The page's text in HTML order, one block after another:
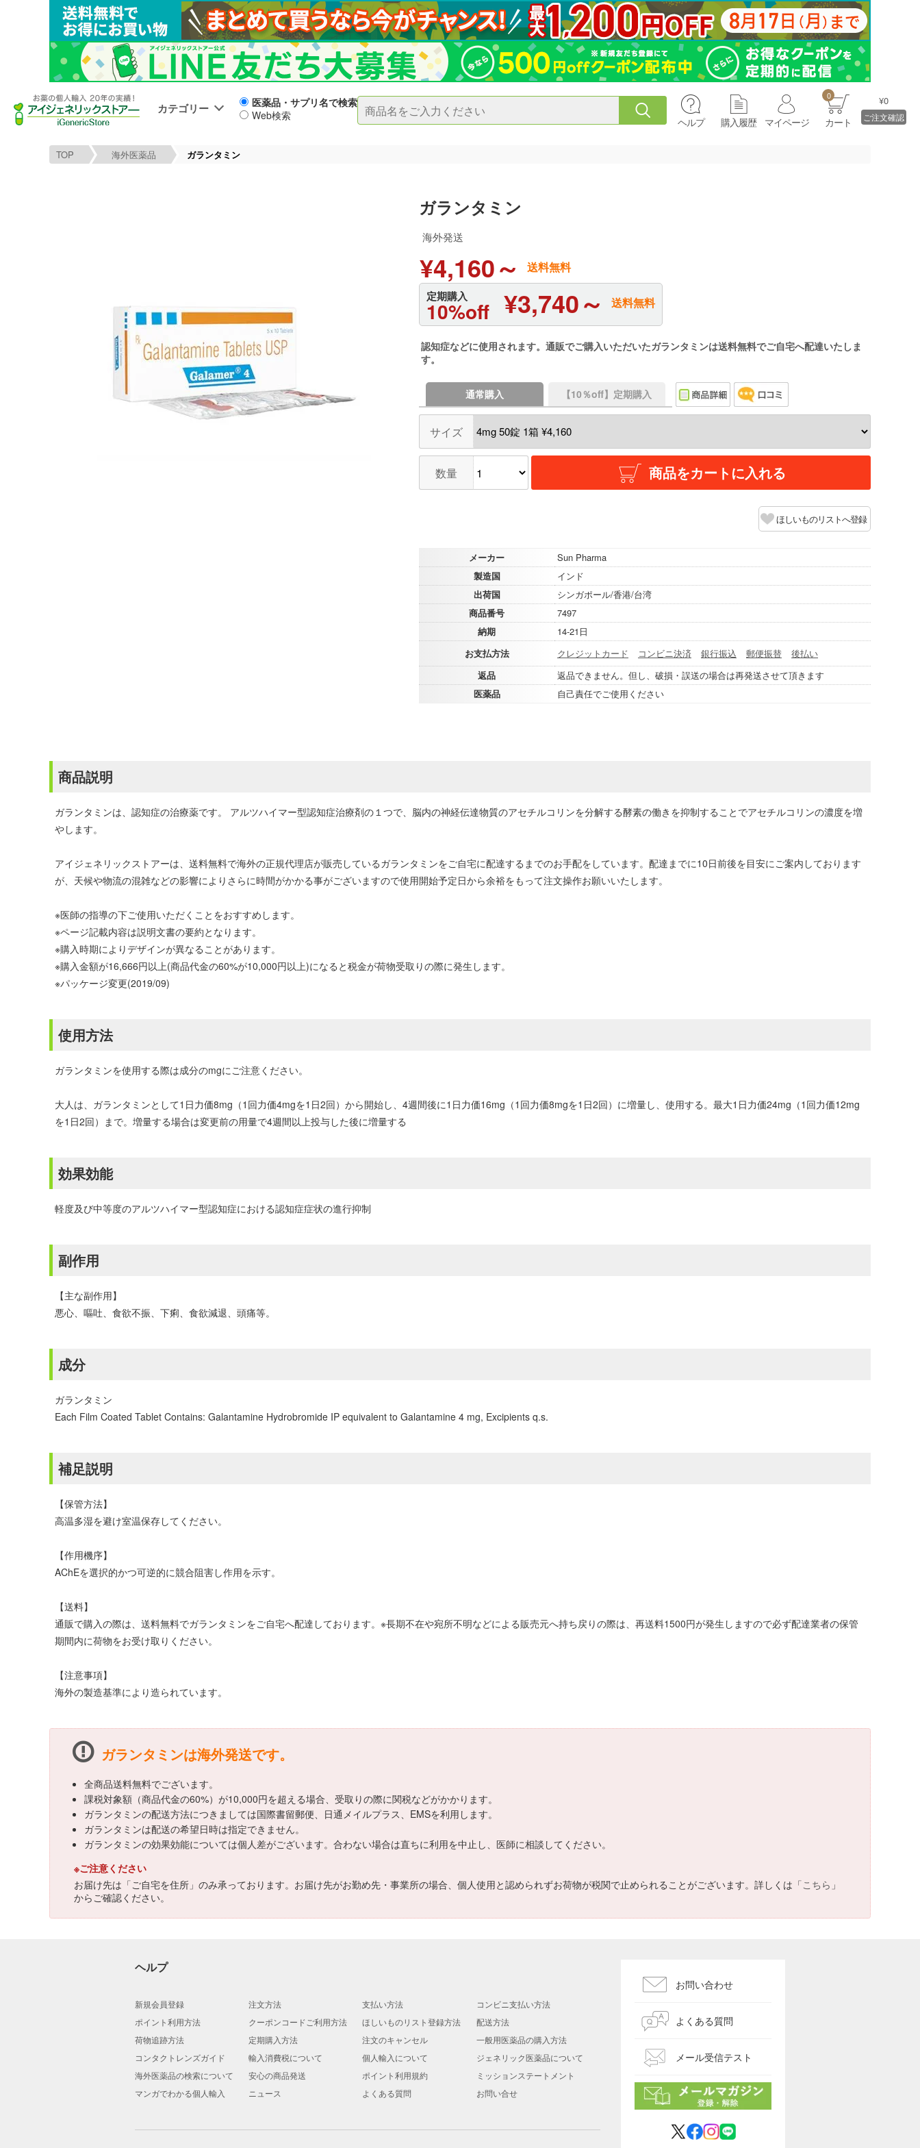
カテゴリー
医薬品・サプリ名で検索
Web検索
ヘルプ 購入履歴 マイページ
0
カート
¥0
ご注文確認
TOP 海外医薬品 ガランタミン
ガランタミン
海外発送
¥4,160～ 送料無料
定期購入
10%off ¥3,740～ 送料無料
認知症などに使用されます。通販でご購入いただいたガランタミンは送料無料でご自宅へ配達いたしま
す。
通常購入 【10％off】定期購入
サイズ
数量 商品をカートに入れる
ほしいものリストへ登録
メーカー
Sun Pharma
製造国
インド
出荷国
シンガポール/香港/台湾
商品番号
7497
納期
14-21日
お支払方法
クレジットカード コンビニ決済 銀行振込 郵便振替
後払い
返品
返品できません。但し、破損・誤送の場合は再発送させて頂きます
医薬品
自己責任でご使用ください
商品説明
ガランタミンは、認知症の治療薬です。 アルツハイマー型認知症治療剤の１つで、脳内の神経伝達物質のアセチルコリンを分解する酵素の働きを抑制することでアセチルコリンの濃度を増
やします。
アイジェネリックストアーは、送料無料で海外の正規代理店が販売しているガランタミンをご自宅に配達するまでのお手配をしています。配達までに10日前後を目安にご案内しております
が、天候や物流の混雑などの影響によりさらに時間がかかる事がございますので使用開始予定日から余裕をもって注文操作お願いいたします。
※医師の指導の下ご使用いただくことをおすすめします。
※ページ記載内容は説明文書の要約となります。
※購入時期によりデザインが異なることがあります。
※購入金額が16,666円以上(商品代金の60%が10,000円以上)になると税金が荷物受取りの際に発生します。
※パッケージ変更(2019/09)
使用方法
ガランタミンを使用する際は成分のmgにご注意ください。
大人は、ガランタミンとして1日力価8mg（1回力価4mgを1日2回）から開始し、4週間後に1日力価16mg（1回力価8mgを1日2回）に増量し、使用する。最大1日力価24mg（1回力価12mg
を1日2回）まで。増量する場合は変更前の用量で4週間以上投与した後に増量する
効果効能
軽度及び中等度のアルツハイマー型認知症における認知症症状の進行抑制
副作用
【主な副作用】
悪心、嘔吐、食欲不振、下痢、食欲減退、頭痛等。
成分
ガランタミン
Each Film Coated Tablet Contains: Galantamine Hydrobromide IP equivalent to Galantamine 4 mg, Excipients q.s.
補足説明
【保管方法】
高温多湿を避け室温保存してください。
【作用機序】
AChEを選択的かつ可逆的に競合阻害し作用を示す。
【送料】
通販で購入の際は、送料無料でガランタミンをご自宅へ配達しております。※長期不在や宛所不明などによる販売元へ持ち戻りの際は、再送料1500円が発生しますので必ず配達業者の保管
期間内に荷物をお受け取りください。
【注意事項】
海外の製造基準により造られています。
ガランタミンは海外発送です。
全商品送料無料でございます。
課税対象額（商品代金の60%）が10,000円を超える場合、受取りの際に関税などがかかります。
ガランタミンの配送方法につきましては国際書留郵便、日通メイルプラス、EMSを利用します。
ガランタミンは配送の希望日時は指定できません。
ガランタミンの効果効能については個人差がございます。合わない場合は直ちに利用を中止し、医師に相談してください。
※ご注意ください
お届け先は「ご自宅を住所」のみ承っております。お届け先がお勤め先・事業所の場合、個人使用と認められずお荷物が税関で止められることがございます。詳しくは「こちら 」
からご確認ください。
ヘルプ
新規会員登録 注文方法 支払い方法
コンビニ支払い方法
ポイント利用方法
クーポンコードご利用方法 ほしいものリスト登録方法
配送方法
荷物追跡方法
定期購入方法 注文のキャンセル
一般用医薬品の購入方法
コンタクトレンズガイド
輸入消費税について 個人輸入について
ジェネリック医薬品について
海外医薬品の検索について
安心の商品発送 ポイント利用規約
ミッションステートメント
マンガでわかる個人輸入
ニュース よくある質問 お問い合せ
お問い合わせ
よくある質問
メール受信テスト